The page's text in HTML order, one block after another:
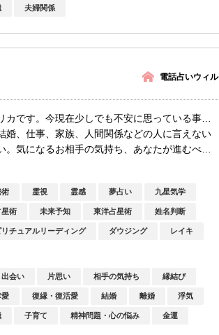
夫婦関係
電話占いウィル
カです。今現在少しでも不安に思っている事…
婚、仕事、家族、人間関係などの人に言えない
。気になるお相手の気持ち、あなたが進むべき
術 霊視 霊感 夢占い 九星気学
星術 未来予知 東洋占星術 姓名判断
リチュアルリーディング ダウジング レイキ
出会い 片思い 相手の気持ち 縁結び
愛 復縁・復活愛 結婚 離婚 浮気
子育て 精神問題・心の悩み 金運